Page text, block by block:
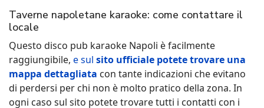
Taverne napoletane karaoke: come contattare il
locale
Questo disco pub karaoke Napoli è facilmente
raggiungibile, e sul sito ufficiale potete trovare una
mappa dettagliata con tante indicazioni che evitano
di perdersi per chi non è molto pratico della zona. In
ogni caso sul sito potete trovare tutti i contatti con i